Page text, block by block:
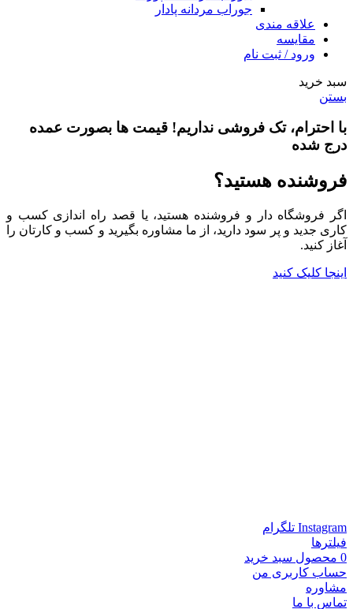
جوراب مردانه پادار
علاقه مندی
مقایسه
ورود / ثبت نام
سبد خرید
بستن
با احترام، تک فروشی نداریم! قیمت ها بصورت عمده
درج شده
فروشنده هستید؟
اگر فروشگاه دار و فروشنده هستید، یا قصد راه اندازی کسب و
کاری جدید و پر سود دارید، از ما مشاوره بگیرید و کسب و کارتان را
آغاز کنید.
اینجا کلیک کنید
Instagram تلگرام
فیلترها
0 محصول سبد خرید
حساب کاربری من
مشاوره
تماس با ما